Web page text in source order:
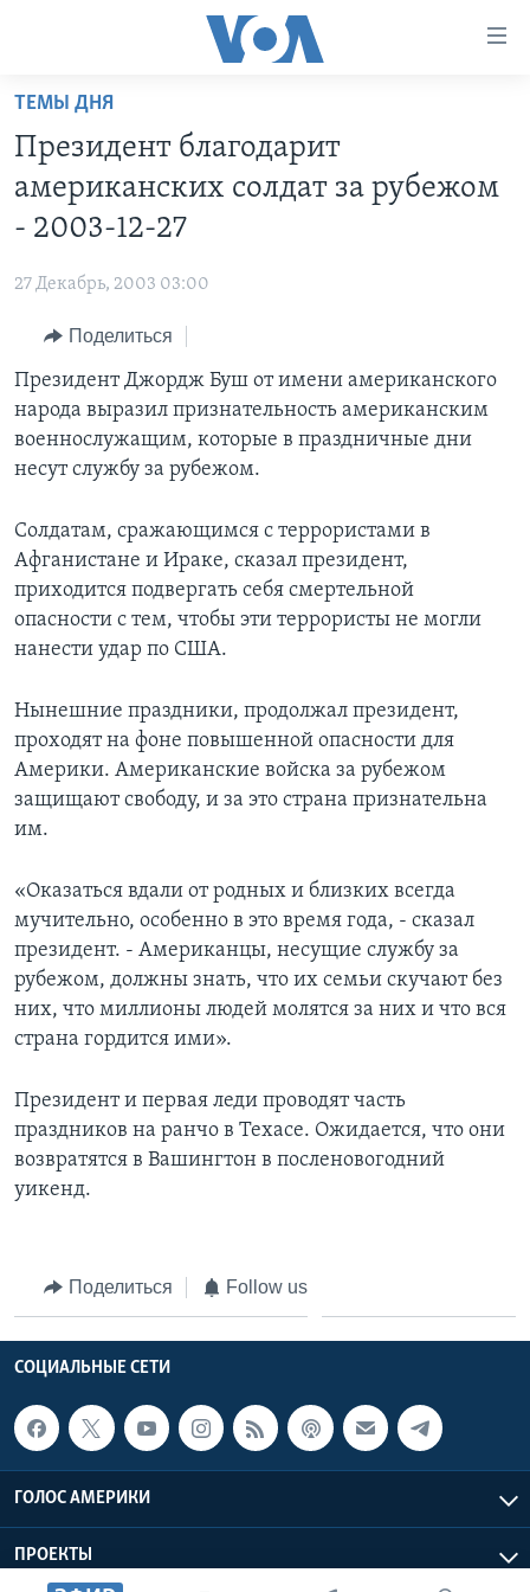
Перейти
основной
контент
Перейти
основной
навигации
Перейти
поиск
ПРОГРАММЫ
ИТОГИ
ПОЧЕМУ ЭТО ВАЖНО?
ДИСКУССИЯ VOA
ДЕТАЛИ
НЬЮ-ЙОРК NEW YORK
ПРОЕКТЫ
НАША АМЕРИКАНСКАЯ ИСТОРИЯ
А КАК В АМЕРИКЕ?
АРТЕФАКТЫ
АМЕРИКАНСКИЕ ГОРОДКИ
ТЕСТЫ
ИНТЕРВЬЮ
ФАКТЫ ПРОТИВ ФЕЙКОВ
ЗА СВОБОДУ ПРЕССЫ
УЧИМ АНГЛИЙСКИЙ
ВИДЕО
Learning English
Языки
ТЕМЫ ДНЯ
Президент благодарит
американских солдат за рубежом
- 2003-12-27
27 Декабрь, 2003 03:00
Поделиться
Президент Джордж Буш от имени американского
народа выразил признательность американским
военнослужащим, которые в праздничные дни
несут службу за рубежом.
Солдатам, сражающимся с террористами в
Афганистане и Ираке, сказал президент,
приходится подвергать себя смертельной
опасности с тем, чтобы эти террористы не могли
нанести удар по США.
Нынешние праздники, продолжал президент,
проходят на фоне повышенной опасности для
Америки. Американские войска за рубежом
защищают свободу, и за это страна признательна
им.
«Оказаться вдали от родных и близких всегда
мучительно, особенно в это время года, - сказал
президент. - Американцы, несущие службу за
рубежом, должны знать, что их семьи скучают без
них, что миллионы людей молятся за них и что вся
страна гордится ими».
Президент и первая леди проводят часть
праздников на ранчо в Техасе. Ожидается, что они
возвратятся в Вашингтон в посленовогодний
уикенд.
Поделиться Follow us
СОЦИАЛЬНЫЕ СЕТИ
ГОЛОС АМЕРИКИ
ПРОЕКТЫ